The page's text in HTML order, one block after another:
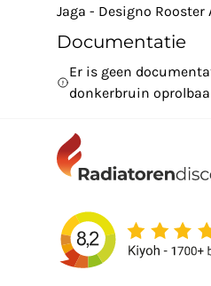
Jaga - Designo
Documentatie
Er is geen
donkerbruin